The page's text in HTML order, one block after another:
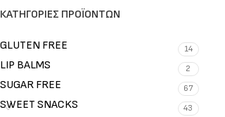
ΚΑΤΗΓΟΡΊΕΣ ΠΡΟΪΌΝΤΩΝ
GLUTEN FREE 14
LIP BALMS 2
SUGAR FREE 67
SWEET SNACKS 43